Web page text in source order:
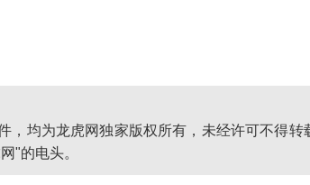
，均为龙虎网独家版权所有，未经许可不得
"的电头。